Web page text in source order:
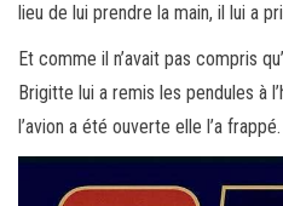
lieu de lui prendre la main, il lui a
Et comme il n’avait pas compris
Brigitte lui a remis les pendules à
l’avion a été ouverte elle l’a